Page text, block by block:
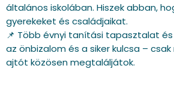
általános iskolában. Hiszek abban,
gyerekeket és családjaikat.
📌 Több évnyi tanítási tapasztalat
az önbizalom és a siker kulcsa –
ajtót közösen megtaláljátok.